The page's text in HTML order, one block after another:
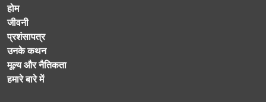
होम
जीवनी
प्रशंसापत्र
उनके कथन
मूल्य और नैतिकता
हमारे बारे में